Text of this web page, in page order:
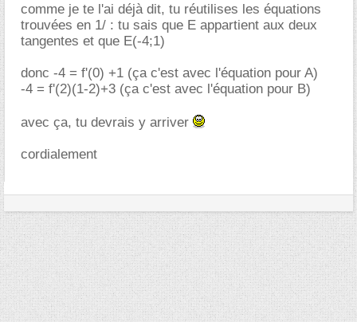
comme je te l'ai déjà dit, tu réutilises les équations
trouvées en 1/ : tu sais que E appartient aux deux
tangentes et que E(-4;1)
donc -4 = f'(0) +1 (ça c'est avec l'équation pour A)
-4 = f'(2)(1-2)+3 (ça c'est avec l'équation pour B)
avec ça, tu devrais y arriver
cordialement